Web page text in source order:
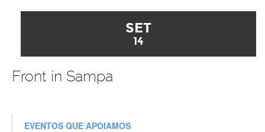
SET
14
Front in Sampa
EVENTOS QUE APOIAMOS